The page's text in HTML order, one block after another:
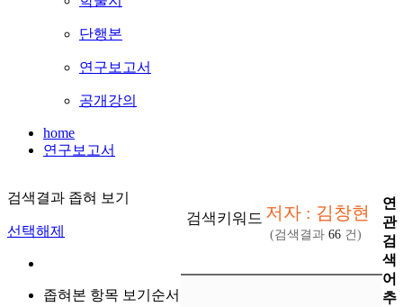
단행본
연구보고서
공개강의
home
연구보고서
검색결과 좁혀 보기
선택해제
좁혀본 항목 보기순서
검색키워드 저자 : 김창현
(검색결과 66 건)
연
관
검
색
어
추